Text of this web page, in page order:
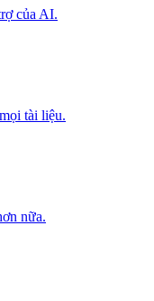
của AI.
tài liệu.
nữa.